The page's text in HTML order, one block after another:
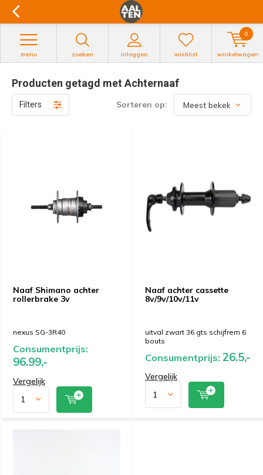
zoeken inloggen
menu wishlist winkelwagen
0
Producten getagd met Achternaaf
Filters Sorteren op:
Naaf Shimano achter
rollerbrake 3v
nexus SG-3R40
Consumentprijs:
96.99,-
Vergelijk
Naaf achter cassette
8v/9v/10v/11v
uitval zwart 36 gts schijfrem 6
bouts
Consumentprijs: 26.5,-
Vergelijk